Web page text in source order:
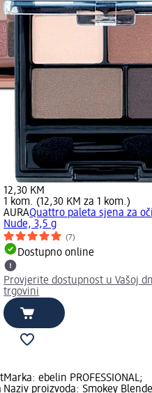
12,30 KM
1 kom. (12,30 KM za 1 kom.)
AURAQuattro paleta sjena za
Nude, 3,5 g
(7)
Dostupno online
Provjerite dostupnost u Vašoj
trgovini
Marka: ebelin PROFESSIONAL;
Naziv proizvoda: Smokey